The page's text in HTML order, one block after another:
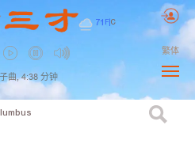
71 F| C
曲, 4:38 分钟
繁体